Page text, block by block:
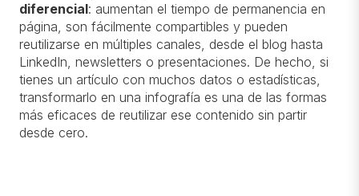
diferencial: aumentan el tiempo de permanencia en
página, son fácilmente compartibles y pueden
reutilizarse en múltiples canales, desde el blog hasta
LinkedIn, newsletters o presentaciones. De hecho, si
tienes un artículo con muchos datos o estadísticas,
transformarlo en una infografía es una de las formas
más eficaces de reutilizar ese contenido sin partir
desde cero.